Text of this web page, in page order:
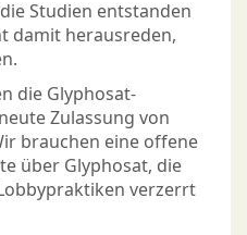
Studien entstanden
damit herausreden,
die Glyphosat-
Zulassung von
brauchen eine offene
über Glyphosat, die
verzerrt